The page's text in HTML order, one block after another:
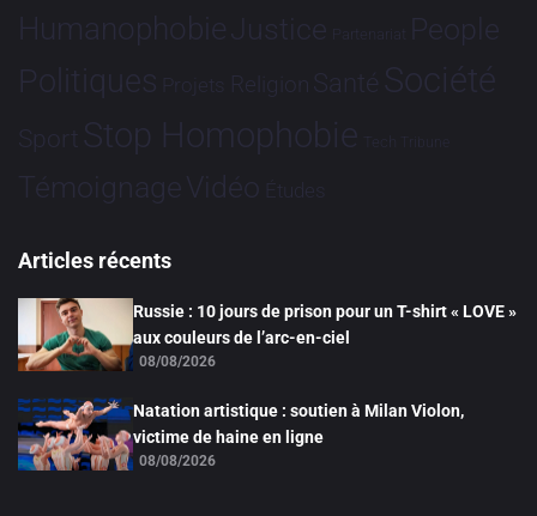
HumanophobieJustice Partenariat People
Politiques Projets Religion Santé Société
Sport Stop Homophobie Tech Tribune
TémoignageVidéo Études
Articles récents
Russie : 10 jours de prison pour un T-shirt « LOVE »
aux couleurs de l’arc-en-ciel
08/08/2026
Natation artistique : soutien à Milan Violon,
victime de haine en ligne
08/08/2026